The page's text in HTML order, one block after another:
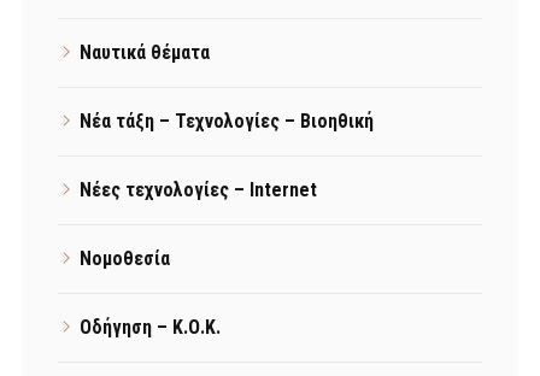
Ναυτικά θέματα
Νέα τάξη – Τεχνολογίες – Βιοηθική
Νέες τεχνολογίες – Internet
Νομοθεσία
Οδήγηση – Κ.Ο.Κ.